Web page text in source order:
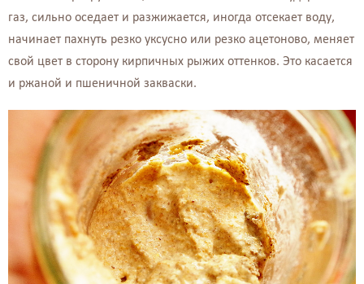
газ, сильно оседает и разжижается, иногда отсекает воду,
начинает пахнуть резко уксусно или резко ацетоново, меняет
свой цвет в сторону кирпичных рыжих оттенков. Это касается
и ржаной и пшеничной закваски.